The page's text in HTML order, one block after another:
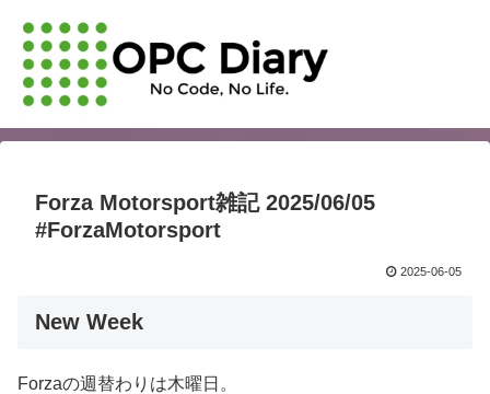
Forza Motorsport雑記 2025/06/05
#ForzaMotorsport
2025-06-05
New Week
Forzaの週替わりは木曜日。